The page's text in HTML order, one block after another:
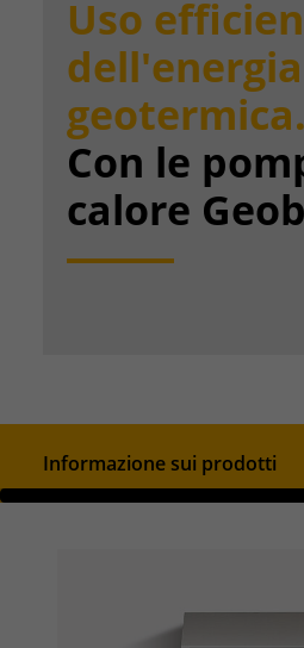
Uso
dell'energia
geotermica.
Con le
calore
Informazione sui prodotti